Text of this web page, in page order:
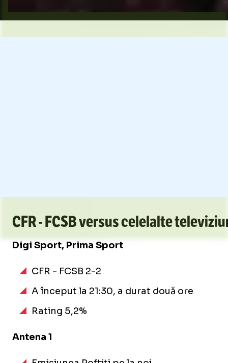
CFR - FCSB versus celelalte
Digi Sport, Prima Sport
CFR - FCSB 2-2
A început la 21:30, a durat două ore
Rating 5,2%
Antena 1